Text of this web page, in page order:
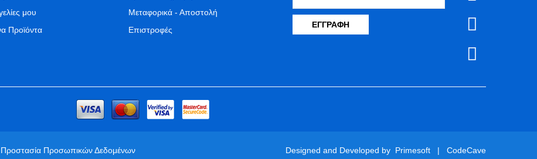
μου
Προϊόντα
Μεταφορικά - Αποστολή
Επιστροφές
ΕΓΓΡΑΦΉ
Προστασία Προσωπικών Δεδομένων Designed and Developed by Primesoft | CodeCave